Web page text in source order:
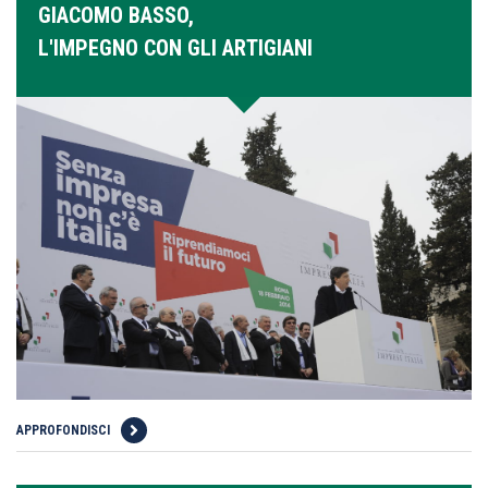
GIACOMO BASSO,
L'IMPEGNO CON GLI ARTIGIANI
APPROFONDISCI